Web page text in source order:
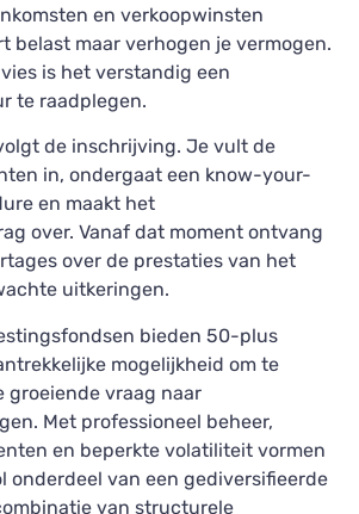
en verkoopwinsten
belast maar verhogen je vermogen.
is het verstandig een
te raadplegen.
de inschrijving. Je vult de
in, ondergaat een know-your-
en maakt het
over. Vanaf dat moment ontvang
over de prestaties van het
uitkeringen.
bieden 50-plus
mogelijkheid om te
groeiende vraag naar
Met professioneel beheer,
en beperkte volatiliteit vormen
onderdeel van een gediversifieerde
van structurele